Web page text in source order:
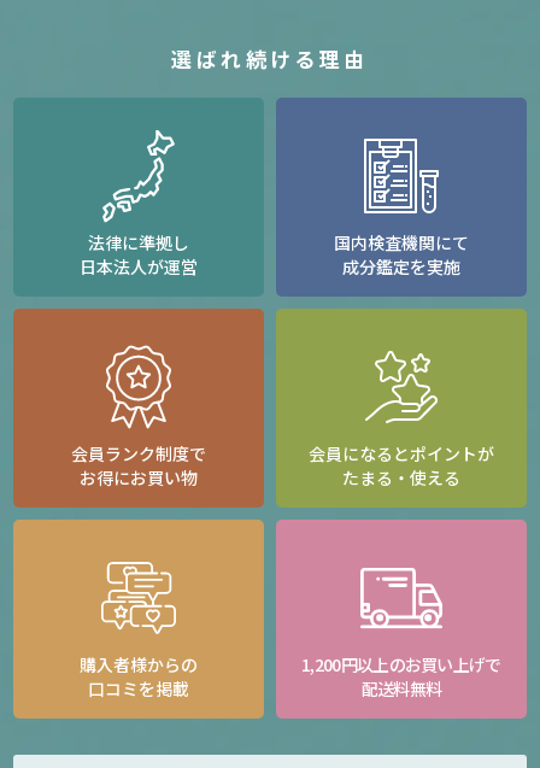
選ばれ続ける理由
法律に準拠し
日本法人が運営
国内検査機関にて
成分鑑定を実施
会員ランク制度で
お得にお買い物
会員になるとポイントが
たまる・使える
購入者様からの
口コミを掲載
1,200円以上のお買い上げで
配送料無料